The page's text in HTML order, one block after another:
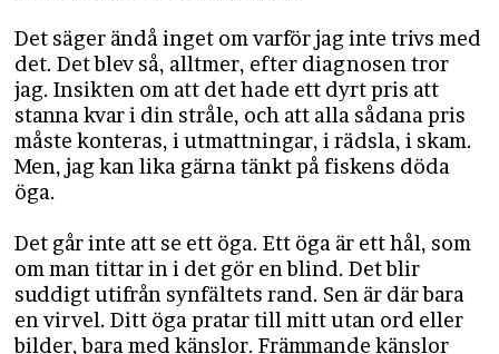
Det säger ändå inget om varför jag inte trivs med
det. Det blev så, alltmer, efter diagnosen tror
jag. Insikten om att det hade ett dyrt pris att
stanna kvar i din stråle, och att alla sådana pris
måste konteras, i utmattningar, i rädsla, i skam.
Men, jag kan lika gärna tänkt på fiskens döda
öga.
Det går inte att se ett öga. Ett öga är ett hål, som
om man tittar in i det gör en blind. Det blir
suddigt utifrån synfältets rand. Sen är där bara
en virvel. Ditt öga pratar till mitt utan ord eller
bilder, bara med känslor. Främmande känslor